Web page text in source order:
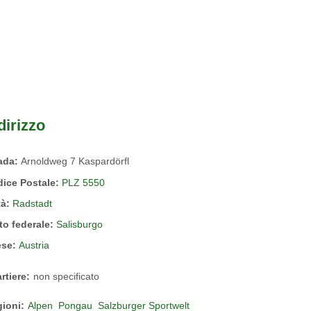
Arnoldweg 7 Kaspardörfl
Postale: PLZ 5550
Radstadt
federale:Salisburgo
Austria
non specificato
Alpen Pongau Salzburger Sportwelt